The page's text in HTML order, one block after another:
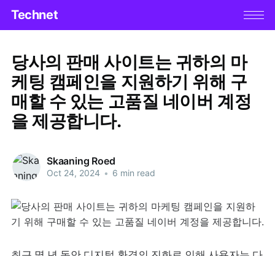
Technet
당사의 판매 사이트는 귀하의 마
케팅 캠페인을 지원하기 위해 구
매할 수 있는 고품질 네이버 계정
을 제공합니다.
Skaaning Roed
Oct 24, 2024 • 6 min read